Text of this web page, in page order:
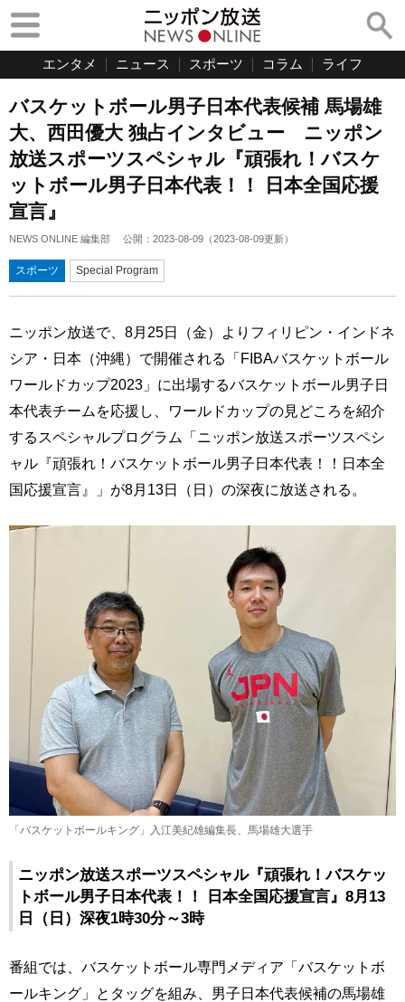
エンタメ ニュース スポーツ コラム ライフ
バスケットボール男子日本代表候補 馬場雄
大、西田優大 独占インタビュー ニッポン
放送スポーツスペシャル『頑張れ！バスケ
ットボール男子日本代表！！ 日本全国応援
宣言』
NEWS ONLINE 編集部 公開： 2023-08-09 （2023-08-09更新）
スポーツ Special Program
ニッポン放送で、8月25日（金）よりフィリピン・インドネ
シア・日本（沖縄）で開催される「FIBAバスケットボール
ワールドカップ2023」に出場するバスケットボール男子日
本代表チームを応援し、ワールドカップの見どころを紹介
するスペシャルプログラム「ニッポン放送スポーツスペシ
ャル『頑張れ！バスケットボール男子日本代表！！日本全
国応援宣言』」が8月13日（日）の深夜に放送される。
「バスケットボールキング」入江美紀雄編集長、馬場雄大選手
ニッポン放送スポーツスペシャル『頑張れ！バスケッ
トボール男子日本代表！！ 日本全国応援宣言』8月13
日（日）深夜1時30分～3時
番組では、バスケットボール専門メディア「バスケットボ
ールキング」とタッグを組み、男子日本代表候補の馬場雄